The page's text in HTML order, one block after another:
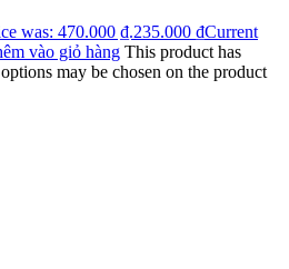
was: 470.000 ₫.235.000 ₫Current
vào giỏ hàng This product has
may be chosen on the product